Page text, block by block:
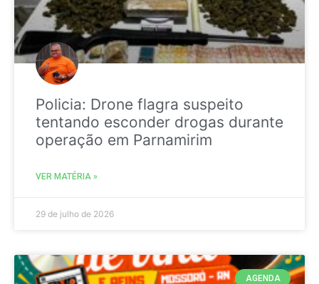
Policia: Drone flagra suspeito
tentando esconder drogas durante
operação em Parnamirim
VER MATÉRIA »
29 de julho de 2026
AGENDA